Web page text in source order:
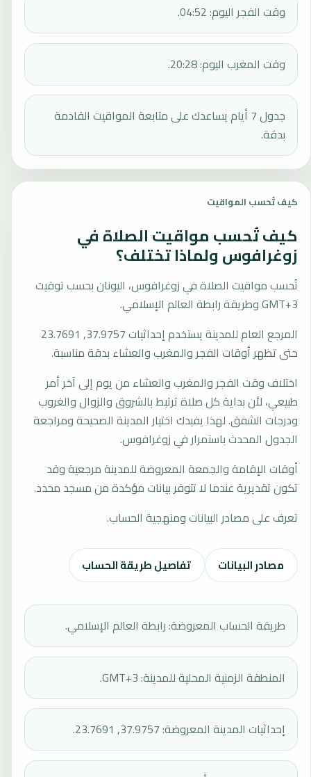
وقت الفجر اليوم: 04:52.
وقت المغرب اليوم: 20:28.
جدول 7 أيام يساعدك على متابعة المواقيت القادمة
بدقة.
كيف تُحسب المواقيت
كيف تُحسب مواقيت الصلاة في
زوغرافوس ولماذا تختلف؟
تُحسب مواقيت الصلاة في زوغرافوس، اليونان بحسب توقيت
GMT+3 وطريقة رابطة العالم الإسلامي.
المرجع العام للمدينة يستخدم إحداثيات 37.9757, 23.7691
حتى تظهر أوقات الفجر والمغرب والعشاء بدقة مناسبة.
اختلاف وقت الفجر والمغرب والعشاء من يوم إلى آخر أمر
طبيعي، لأن بداية كل صلاة ترتبط بالشروق والزوال والغروب
ودرجات الشفق. لهذا يفيدك اختيار المدينة الصحيحة ومراجعة
الجدول المحدث باستمرار في زوغرافوس.
أوقات الإقامة والجمعة المعروضة للمدينة مرجعية وقد
تكون تقديرية عندما لا تتوفر بيانات مؤكدة من مسجد محدد.
تعرف على مصادر البيانات ومنهجية الحساب.
مصادر البيانات تفاصيل طريقة الحساب
طريقة الحساب المعروضة: رابطة العالم الإسلامي.
المنطقة الزمنية المحلية للمدينة: GMT+3.
إحداثيات المدينة المعروضة: 37.9757, 23.7691.